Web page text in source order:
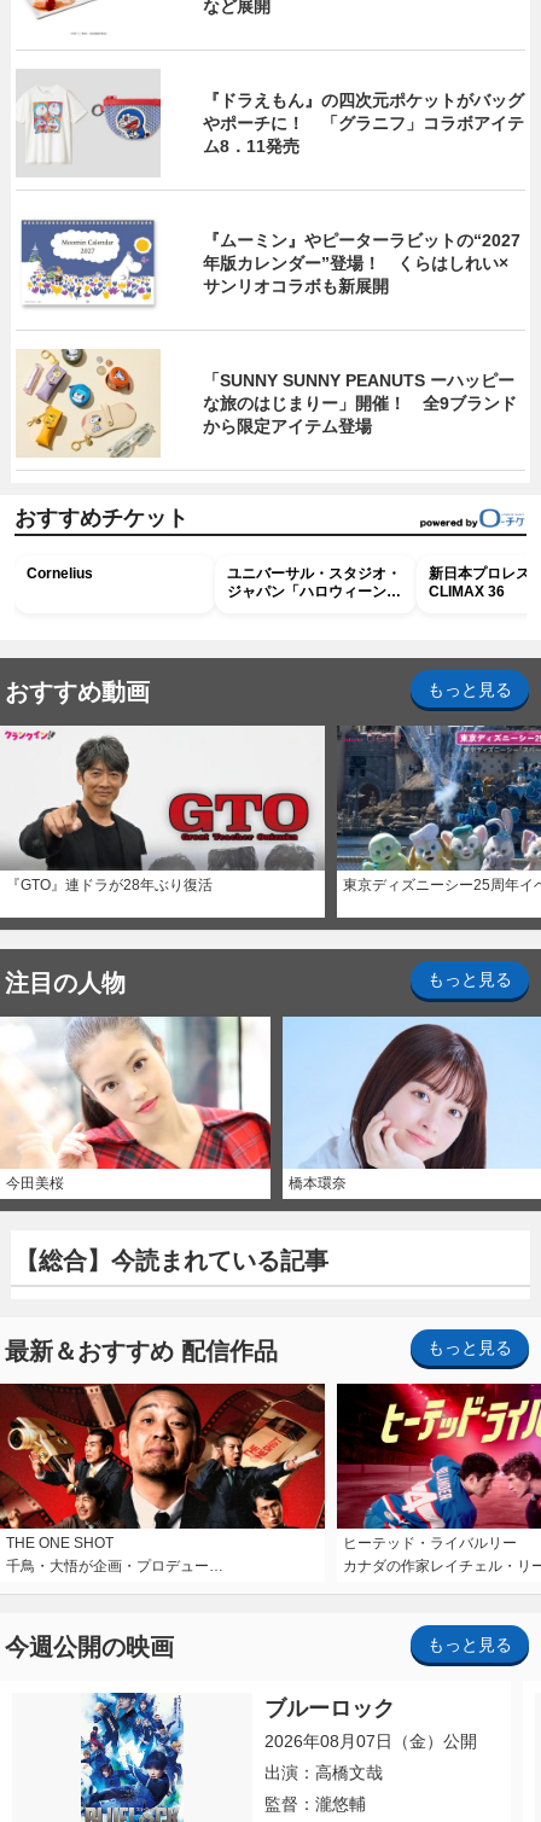
など展開
『ドラえもん』の四次元ポケットがバッグ
やポーチに！ 「グラニフ」コラボアイテ
ム8．11発売
『ムーミン』やピーターラビットの“2027
年版カレンダー”登場！ くらはしれい×
サンリオコラボも新展開
「SUNNY SUNNY PEANUTS ーハッピー
な旅のはじまりー」開催！ 全9ブランド
から限定アイテム登場
おすすめチケット
Cornelius
ユニバーサル・スタジオ・
ジャパン「ハロウィーン・
新日本プロレス
CLIMAX 36
おすすめ動画 もっと見る
『GTO』連ドラが28年ぶり復活 東京ディズニーシー25周年イ
注目の人物 もっと見る
今田美桜 橋本環奈
【総合】今読まれている記事
最新＆おすすめ 配信作品 もっと見る
THE ONE SHOT
千鳥・大悟が企画・プロデュー…
ヒーテッド・ライバルリー
カナダの作家レイチェル・リ
今週公開の映画 もっと見る
ブルーロック
2026年08月07日（金）公開
出演：高橋文哉
監督：瀧悠輔